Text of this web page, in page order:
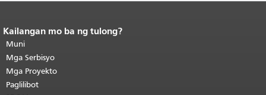
Katapusan ng nilalaman ng
pahina.
pahinang ito ay nauulit sa bawat
pahina.Bumalik sa tuktok ng
pangunahing nilalaman
Kailangan mo ba ng tulong?
Muni
Mga Serbisyo
Mga Proyekto
Paglilibot